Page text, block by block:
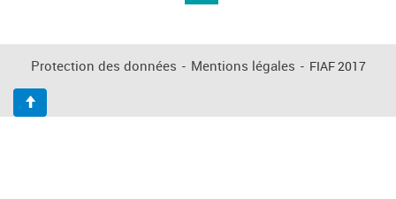
Protection des données - Mentions légales - FIAF 2017